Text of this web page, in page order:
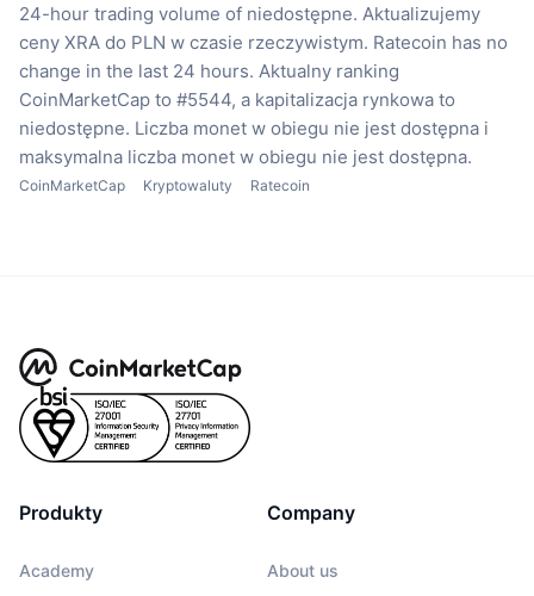
24-hour trading volume of niedostępne. Aktualizujemy
ceny XRA do PLN w czasie rzeczywistym. Ratecoin has no
change in the last 24 hours. Aktualny ranking
CoinMarketCap to #5544, a kapitalizacja rynkowa to
niedostępne. Liczba monet w obiegu nie jest dostępna i
maksymalna liczba monet w obiegu nie jest dostępna.
CoinMarketCap Kryptowaluty Ratecoin
Produkty
Academy
Company
About us